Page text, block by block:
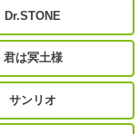
Dr.STONE
君は冥土様
サンリオ